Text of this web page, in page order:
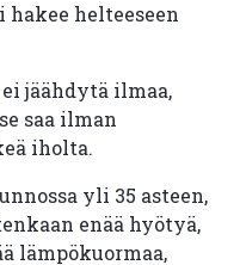
helteeseen
jäähdytä ilmaa,
saa ilman
iholta.
yli 35 asteen,
enää hyötyä,
lämpökuormaa,